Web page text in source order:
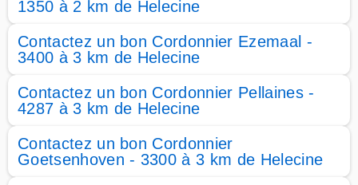
1350 à 2 km de Helecine
Contactez un bon Cordonnier Ezemaal -
3400 à 3 km de Helecine
Contactez un bon Cordonnier Pellaines -
4287 à 3 km de Helecine
Contactez un bon Cordonnier
Goetsenhoven - 3300 à 3 km de Helecine